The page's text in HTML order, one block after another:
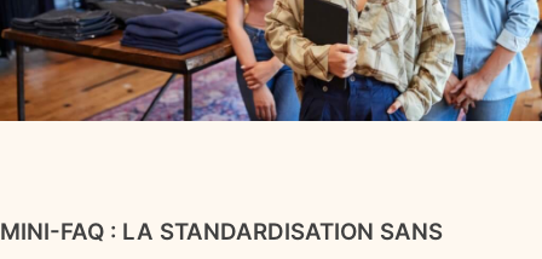
MINI-FAQ : LA STANDARDISATION SANS